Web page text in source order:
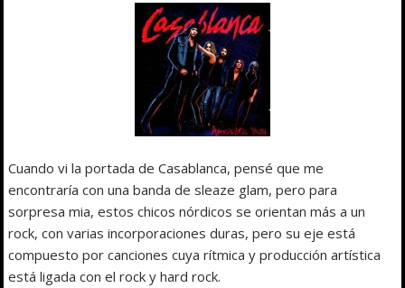
Cuando vi la portada de Casablanca, pensé que me
encontraría con una banda de sleaze glam, pero para
sorpresa mia, estos chicos nórdicos se orientan más a un
rock, con varias incorporaciones duras, pero su eje está
compuesto por canciones cuya rítmica y producción artística
está ligada con el rock y hard rock.